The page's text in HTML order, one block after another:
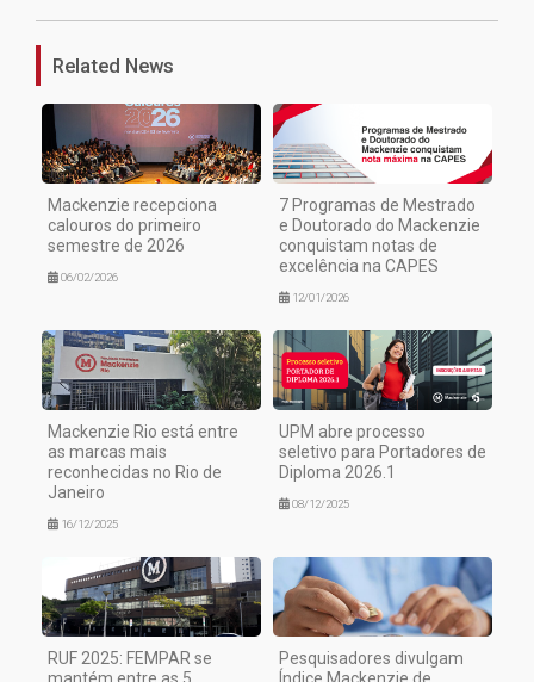
Related News
Mackenzie recepciona
calouros do primeiro
semestre de 2026
06/02/2026
7 Programas de Mestrado
e Doutorado do Mackenzie
conquistam notas de
excelência na CAPES
12/01/2026
Mackenzie Rio está entre
as marcas mais
reconhecidas no Rio de
Janeiro
16/12/2025
UPM abre processo
seletivo para Portadores de
Diploma 2026.1
08/12/2025
RUF 2025: FEMPAR se
Pesquisadores divulgam